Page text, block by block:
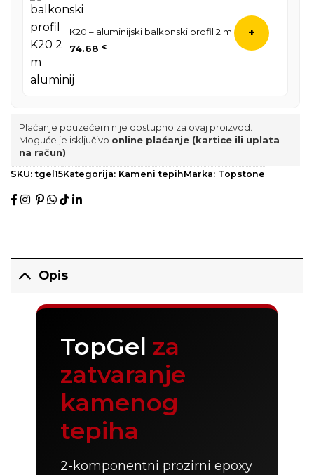
K20 – aluminijski balkonski profil 2 m
74.68 €
+
Plaćanje pouzećem nije dostupno za ovaj proizvod.
Moguće je isključivo online plaćanje (kartice ili uplata
na račun)
SKU:tgel15Kategorija: Kameni tepihMarka: Topstone
Opis
TopGel za
zatvaranje
kamenog
tepiha
2-komponentni prozirni epoxy